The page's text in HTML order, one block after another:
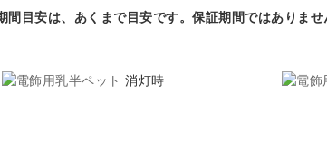
目安は、あくまで目安です。保証期間ではありませ
消灯時